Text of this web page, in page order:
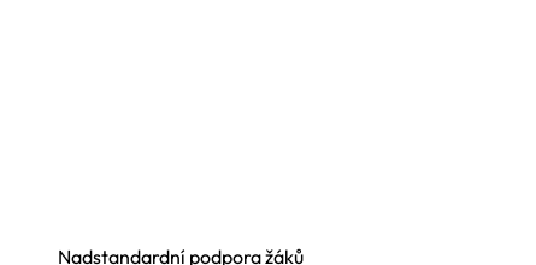
Nadstandardní podpora žáků